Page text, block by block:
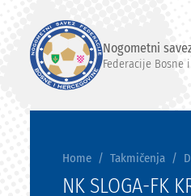
Nogometni
Federacije Bosne
Home Takmičenja
NK SLOGA-FK